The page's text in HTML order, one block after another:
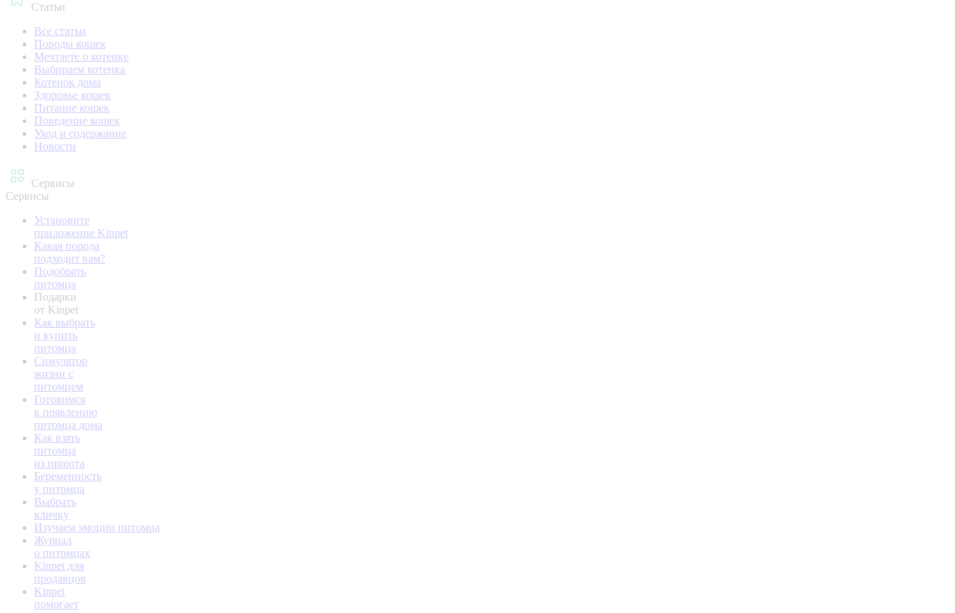
Статьи
Все статьи
Породы кошек
Мечтаете о котенке
Выбираем котенка
Котенок дома
Здоровье кошек
Питание кошек
Поведение кошек
Уход и содержание
Новости
Сервисы
Сервисы
Установите
приложение Kinpet
Какая порода
подходит вам?
Подобрать
питомца
Подарки
от Kinpet
Как выбрать
и купить
питомца
Симулятор
жизни с
питомцем
Готовимся
к появлению
питомца дома
Как взять
питомца
из приюта
Беременность
у питомца
Выбрать
кличку
Изучаем эмоции питомца
Журнал
о питомцах
Kinpet для
продавцов
Kinpet
помогает